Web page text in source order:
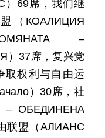
69席，我们继
（КОАЛИЦИЯ
–
37席，复兴党
权利与自由运
）30席，社
ОБЕДИНЕНА
联盟（АЛИАНС